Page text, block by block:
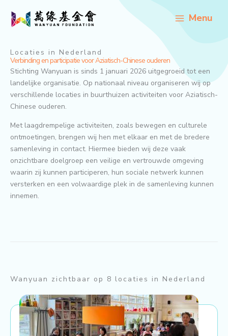
naar
Menu
Locaties in Nederland
Verbinding en participatie voor Aziatisch-Chinese ouderen
Stichting Wanyuan is sinds 1 januari 2026 uitgegroeid tot een
landelijke organisatie. Op nationaal niveau organiseren wij op
verschillende locaties in buurthuizen activiteiten voor Aziatisch-
Chinese ouderen.
Met laagdrempelige activiteiten, zoals bewegen en culturele
ontmoetingen, brengen wij hen met elkaar en met de bredere
samenleving in contact. Hiermee bieden wij deze vaak
onzichtbare doelgroep een veilige en vertrouwde omgeving
waarin zij kunnen participeren, hun sociale netwerk kunnen
versterken en een volwaardige plek in de samenleving kunnen
innemen.
Wanyuan zichtbaar op 8 locaties in Nederland